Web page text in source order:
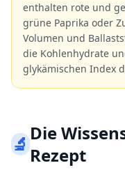
enthalten rote und
grüne Paprika oder
Volumen und
die Kohlenhydrate
glykämischen Index
🔬Die
Rezept